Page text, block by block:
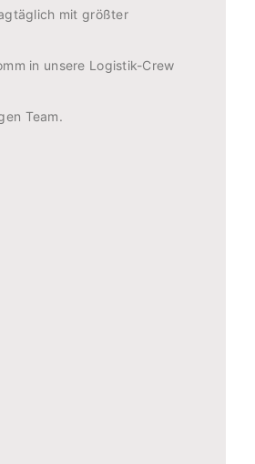
mit größter
in unsere Logistik-Crew
Team.